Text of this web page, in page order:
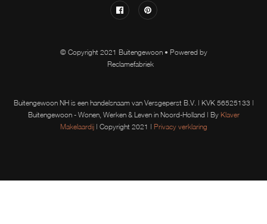
© Copyright 2021 Buitengewoon • Powered by
Reclamefabriek
Buitengewoon NH is een handelsnaam van Versgeperst B.V. | KVK 56525133 |
Buitengewoon - Wonen, Werken & Leven in Noord-Holland | By Klaver
Makelaardij| Copyright 2021 | Privacy verklaring